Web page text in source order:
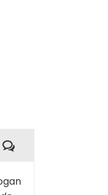
Commentaires